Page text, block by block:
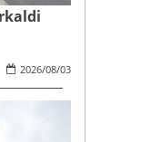
2026/08/03